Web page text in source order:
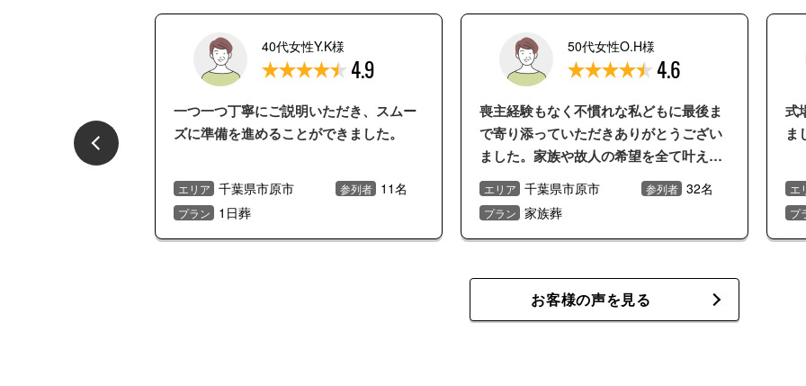
壇も立派でした
じました。
40代女性Y.K様
4.9
一つ一つ丁寧にご説明いただき、スムー
ズに準備を進めることができました。
エリア 千葉県市原市 参列者 11名
プラン 1日葬
50代女性O.H様
4.6
喪主経験もなく不慣れな私どもに最後ま
で寄り添っていただきありがとうござい
ました。家族や故人の希望を全て叶えて
いただけました。
エリア 千葉県市原市 参列者 32名
プラン 家族葬
式
ま
エ
プ
お客様の声を見る